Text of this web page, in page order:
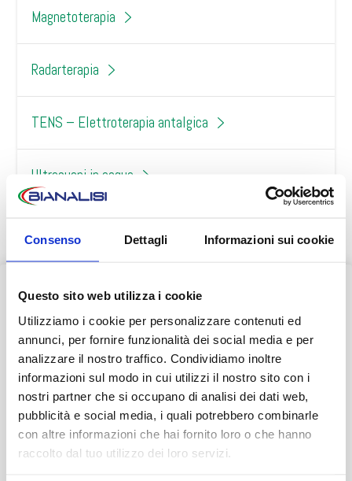
Consenso Dettagli Informazioni sui cookie
Questo sito web utilizza i cookie
Utilizziamo i cookie per personalizzare contenuti ed
annunci, per fornire funzionalità dei social media e per
analizzare il nostro traffico. Condividiamo inoltre
informazioni sul modo in cui utilizzi il nostro sito con i
nostri partner che si occupano di analisi dei dati web,
pubblicità e social media, i quali potrebbero combinarle
con altre informazioni che hai fornito loro o che hanno
raccolto dal tuo utilizzo dei loro servizi.
Magnetoterapia
Radarterapia
TENS – Elettroterapia antalgica
Ultrasuoni in acqua
SEDI
Bianalisi Meditel
AVVISO AI PAZIENTI
Durante il mese di agosto alcuni Centri potrebbero osservare
orari ridotti o periodi di chiusura.
👉 Vi invitiamo a consultare ilcalendario completo con le
variazioni di agosto.
Grazie.